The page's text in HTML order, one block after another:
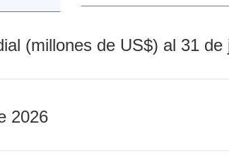
(millones de US$) al 31 de
2026